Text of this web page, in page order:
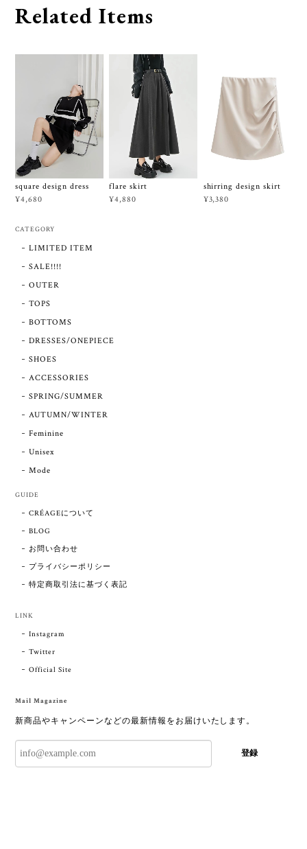
Related Items
square design dress
¥4,680
flare skirt
¥4,880
shirring design skirt
¥3,380
CATEGORY
LIMITED ITEM
SALE!!!!
OUTER
TOPS
BOTTOMS
DRESSES/ONEPIECE
SHOES
ACCESSORIES
SPRING/SUMMER
AUTUMN/WINTER
Feminine
Unisex
Mode
GUIDE
CRÉAGEについて
BLOG
お問い合わせ
プライバシーポリシー
特定商取引法に基づく表記
LINK
Instagram
Twitter
Official Site
Mail Magazine
新商品やキャンペーンなどの最新情報をお届けいたします。
登録